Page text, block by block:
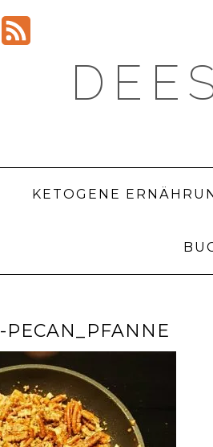
YouTube
KETOGENE
PECAN_PFANNE